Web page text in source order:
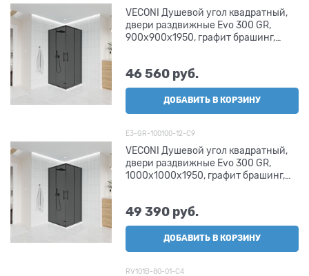
VECONI Душевой угол квадратный,
двери раздвижные Evo 300 GR,
900х900x1950, графит брашинг,
46 560 руб.
ДОБАВИТЬ В КОРЗИНУ
E3-GR-100100-12-C9
VECONI Душевой угол квадратный,
двери раздвижные Evo 300 GR,
1000х1000x1950, графит брашинг,
49 390 руб.
ДОБАВИТЬ В КОРЗИНУ
RV101B-80-01-C4